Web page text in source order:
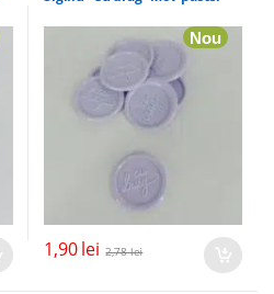
Nou
1,90lei 2,78lei